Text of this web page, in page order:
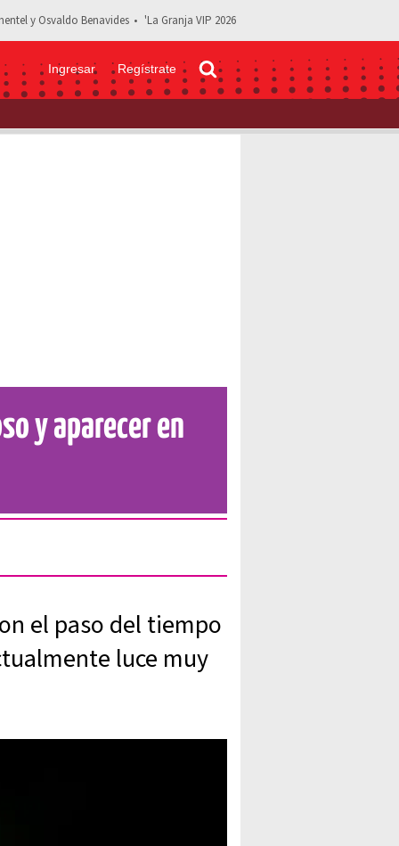
y Osvaldo Benavides 'La Granja VIP 2026
Ingresar Regístrate
antes de ser famoso y aparecer en High School Musical
y aparecer en
el paso del tiempo
luce muy